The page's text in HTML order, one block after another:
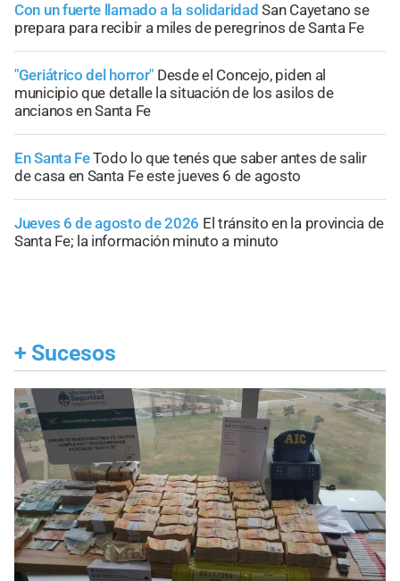
Con un fuerte llamado a la solidaridad San Cayetano se
prepara para recibir a miles de peregrinos de Santa Fe
"Geriátrico del horror" Desde el Concejo, piden al
municipio que detalle la situación de los asilos de
ancianos en Santa Fe
En Santa FeTodo lo que tenés que saber antes de salir
de casa en Santa Fe este jueves 6 de agosto
Jueves 6 de agosto de 2026 El tránsito en la provincia de
Santa Fe; la información minuto a minuto
+ Sucesos